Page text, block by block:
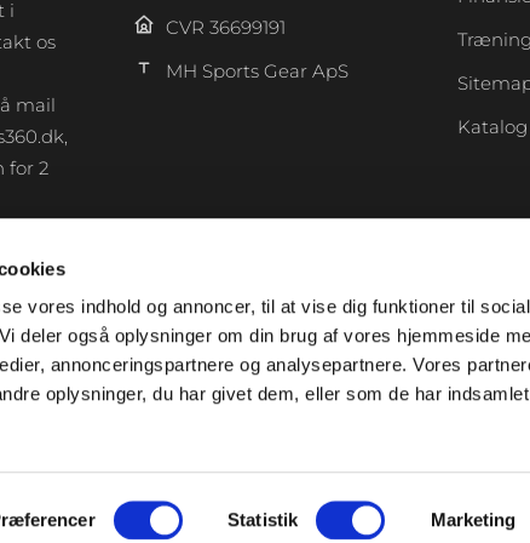
vores indhold og annoncer, til at vise dig funktioner til
deler også oplysninger om din brug af vores hjemmeside
annonceringspartnere og analysepartnere. Vores
oplysninger, du har givet dem, eller som de har
Statistik Marketing
i
os
mail
for 2
CVR 36699191
MH Sports Gear ApS
Katalog
a
c
e
b
-